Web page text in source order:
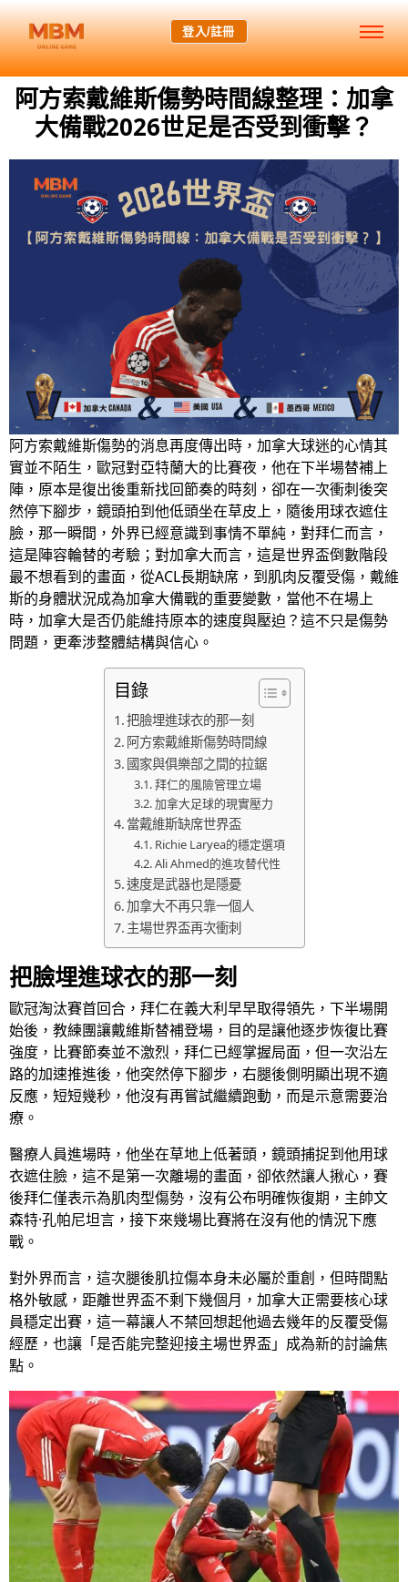
登入/註冊
阿方索戴維斯傷勢時間線整理：加拿
大備戰2026世足是否受到衝擊？
阿方索戴維斯傷勢的消息再度傳出時，加拿大球迷的心情其
實並不陌生，歐冠對亞特蘭大的比賽夜，他在下半場替補上
陣，原本是復出後重新找回節奏的時刻，卻在一次衝刺後突
然停下腳步，鏡頭拍到他低頭坐在草皮上，隨後用球衣遮住
臉，那一瞬間，外界已經意識到事情不單純，對拜仁而言，
這是陣容輪替的考驗；對加拿大而言，這是世界盃倒數階段
最不想看到的畫面，從ACL長期缺席，到肌肉反覆受傷，戴維
斯的身體狀況成為加拿大備戰的重要變數，當他不在場上
時，加拿大是否仍能維持原本的速度與壓迫？這不只是傷勢
問題，更牽涉整體結構與信心。
目錄
把臉埋進球衣的那一刻
阿方索戴維斯傷勢時間線
國家與俱樂部之間的拉鋸
拜仁的風險管理立場
加拿大足球的現實壓力
當戴維斯缺席世界盃
Richie Laryea的穩定選項
Ali Ahmed的進攻替代性
速度是武器也是隱憂
加拿大不再只靠一個人
主場世界盃再次衝刺
把臉埋進球衣的那一刻
歐冠淘汰賽首回合，拜仁在義大利早早取得領先，下半場開
始後，教練團讓戴維斯替補登場，目的是讓他逐步恢復比賽
強度，比賽節奏並不激烈，拜仁已經掌握局面，但一次沿左
路的加速推進後，他突然停下腳步，右腿後側明顯出現不適
反應，短短幾秒，他沒有再嘗試繼續跑動，而是示意需要治
療。
醫療人員進場時，他坐在草地上低著頭，鏡頭捕捉到他用球
衣遮住臉，這不是第一次離場的畫面，卻依然讓人揪心，賽
後拜仁僅表示為肌肉型傷勢，沒有公布明確恢復期，主帥文
森特·孔帕尼坦言，接下來幾場比賽將在沒有他的情況下應
戰。
對外界而言，這次腿後肌拉傷本身未必屬於重創，但時間點
格外敏感，距離世界盃不剩下幾個月，加拿大正需要核心球
員穩定出賽，這一幕讓人不禁回想起他過去幾年的反覆受傷
經歷，也讓「是否能完整迎接主場世界盃」成為新的討論焦
點。